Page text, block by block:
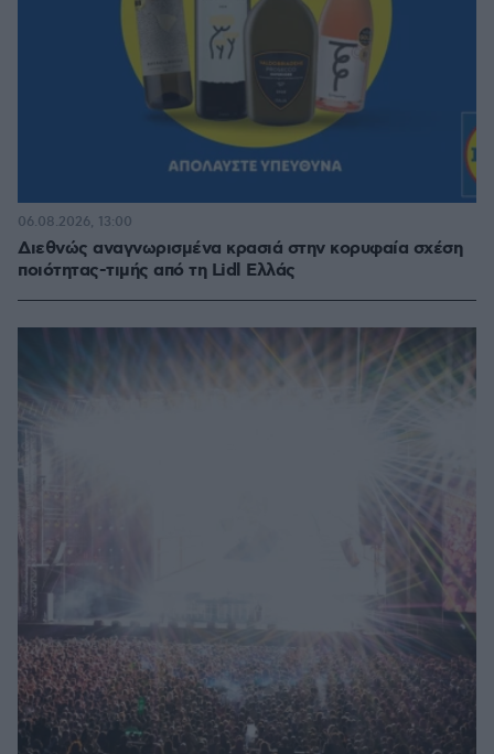
Διεθνώς αναγνωρισμένα κρασιά στην κορυφαία σχέση
ποιότητας-τιμής από τη Lidl Ελλάς
06.08.2026, 13:00